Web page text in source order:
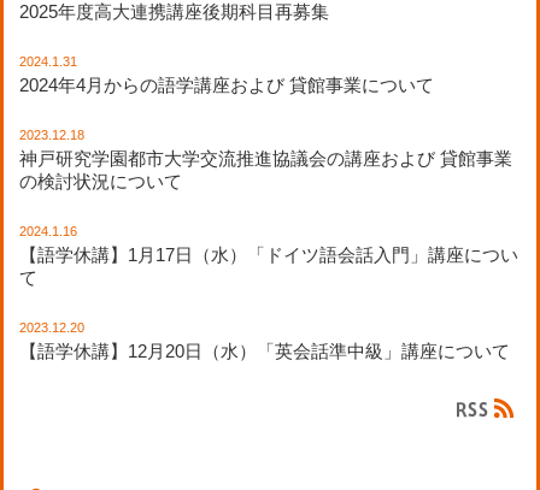
2025年度高大連携講座後期科目再募集
2024.1.31
2024年4月からの語学講座および 貸館事業について
2023.12.18
神戸研究学園都市大学交流推進協議会の講座および 貸館事業
の検討状況について
2024.1.16
【語学休講】1月17日（水）「ドイツ語会話入門」講座につい
て
2023.12.20
【語学休講】12月20日（水）「英会話準中級」講座について